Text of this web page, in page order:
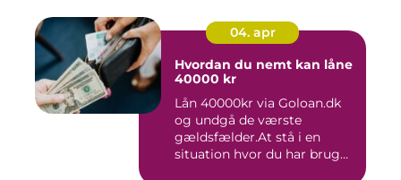
04. apr
Hvordan du nemt kan låne
40000 kr
Lån 40000kr via Goloan.dk
og undgå de værste
gældsfælder.At stå i en
situation hvor du har brug